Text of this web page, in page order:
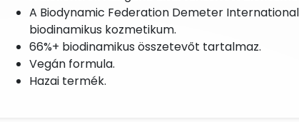
A Biodynamic Federation Demeter
biodinamikus kozmetikum.
66%+ biodinamikus összetevőt tartalmaz.
Vegán formula.
Hazai termék.